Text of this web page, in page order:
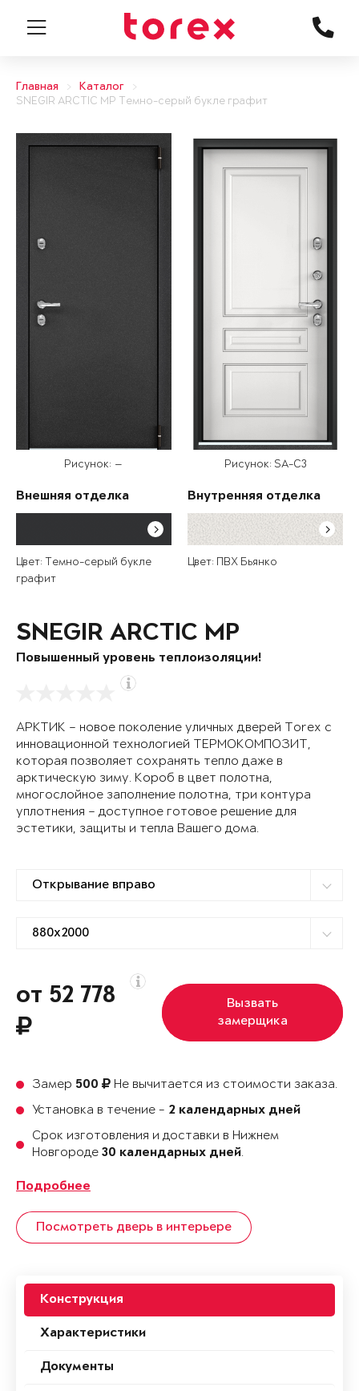
Главная
Каталог
SNEGIR ARCTIC MP Темно-серый букле графит
Рисунок: —
Внешняя отделка
Цвет: Темно-серый букле
графит
Рисунок: SA-C3
Внутренняя отделка
Цвет: ПВХ Бьянко
SNEGIR ARCTIC MP
Повышенный уровень теплоизоляции!
АРКТИК – новое поколение уличных дверей Torex с
инновационной технологией ТЕРМОКОМПОЗИТ,
которая позволяет сохранять тепло даже в
арктическую зиму. Короб в цвет полотна,
многослойное заполнение полотна, три контура
уплотнения – доступное готовое решение для
эстетики, защиты и тепла Вашего дома.
от 52 778
Вызвать
замерщика
Замер 500
Не вычитается из стоимости заказа.
Установка в течение - 2 календарных дней
Срок изготовления и доставки в Нижнем
Новгороде 30 календарных дней.
Подробнее
Посмотреть дверь в интерьере
Конструкция
Характеристики
Документы